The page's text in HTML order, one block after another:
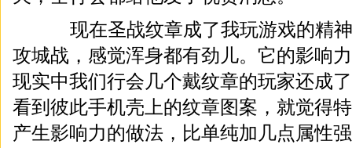
现在圣战纹章成了我玩游戏的精神
攻城战，感觉浑身都有劲儿。它的影响
现实中我们行会几个戴纹章的玩家还成
看到彼此手机壳上的纹章图案，就觉得
产生影响力的做法，比单纯加几点属性